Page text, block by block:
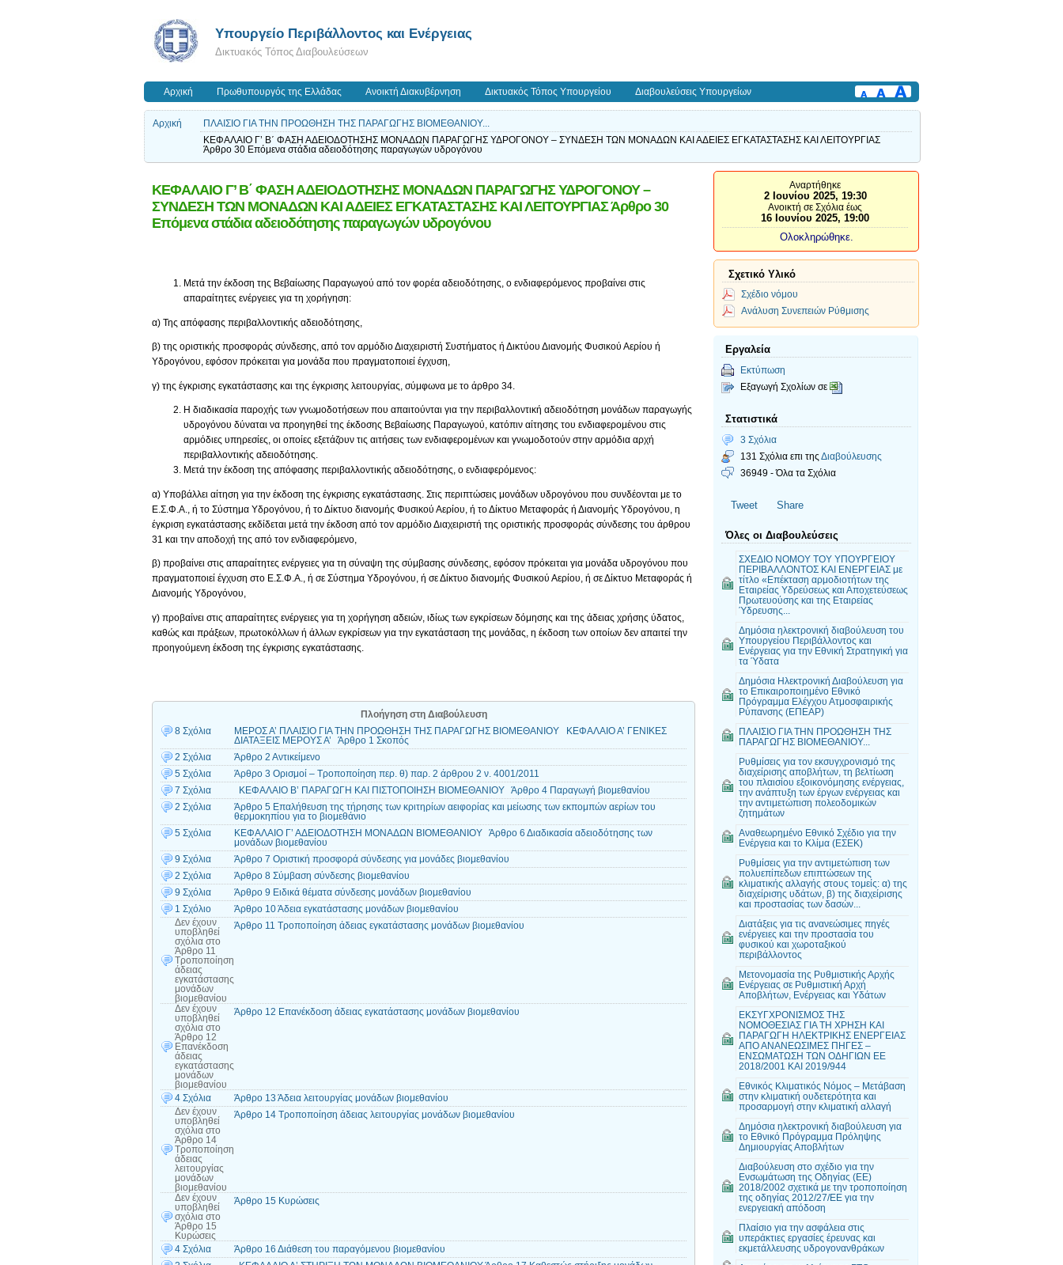
Yπουργείο Περιβάλλοντος και Ενέργειας
Δικτυακός Τόπος Διαβουλεύσεων
Αρχική Πρωθυπουργός της Ελλάδας Ανοικτή Διακυβέρνηση Δικτυακός Τόπος Υπουργείου Διαβουλεύσεις Υπουργείων
Αρχική
ΠΛΑΙΣΙΟ ΓΙΑ ΤΗΝ ΠΡΟΩΘΗΣΗ ΤΗΣ ΠΑΡΑΓΩΓΗΣ ΒΙΟΜΕΘΑΝΙΟΥ...
ΚΕΦΑΛΑΙΟ Γ’ Β΄ ΦΑΣΗ ΑΔΕΙΟΔΟΤΗΣΗΣ ΜΟΝΑΔΩΝ ΠΑΡΑΓΩΓΗΣ ΥΔΡΟΓΟΝΟΥ – ΣΥΝΔΕΣΗ ΤΩΝ ΜΟΝΑΔΩΝ ΚΑΙ ΑΔΕΙΕΣ ΕΓΚΑΤΑΣΤΑΣΗΣ ΚΑΙ ΛΕΙΤΟΥΡΓΙΑΣ
Άρθρο 30 Επόμενα στάδια αδειοδότησης παραγωγών υδρογόνου
ΚΕΦΑΛΑΙΟ Γ’ Β΄ ΦΑΣΗ ΑΔΕΙΟΔΟΤΗΣΗΣ ΜΟΝΑΔΩΝ ΠΑΡΑΓΩΓΗΣ ΥΔΡΟΓΟΝΟΥ –
ΣΥΝΔΕΣΗ ΤΩΝ ΜΟΝΑΔΩΝ ΚΑΙ ΑΔΕΙΕΣ ΕΓΚΑΤΑΣΤΑΣΗΣ ΚΑΙ ΛΕΙΤΟΥΡΓΙΑΣ Άρθρο 30
Επόμενα στάδια αδειοδότησης παραγωγών υδρογόνου
Μετά την έκδοση της Βεβαίωσης Παραγωγού από τον φορέα αδειοδότησης, ο ενδιαφερόμενος προβαίνει στις
απαραίτητες ενέργειες για τη χορήγηση:
α) Της απόφασης περιβαλλοντικής αδειοδότησης,
β) της οριστικής προσφοράς σύνδεσης, από τον αρμόδιο Διαχειριστή Συστήματος ή Δικτύου Διανομής Φυσικού Αερίου ή
Υδρογόνου, εφόσον πρόκειται για μονάδα που πραγματοποιεί έγχυση,
γ) της έγκρισης εγκατάστασης και της έγκρισης λειτουργίας, σύμφωνα με το άρθρο 34.
Η διαδικασία παροχής των γνωμοδοτήσεων που απαιτούνται για την περιβαλλοντική αδειοδότηση μονάδων παραγωγής
υδρογόνου δύναται να προηγηθεί της έκδοσης Βεβαίωσης Παραγωγού, κατόπιν αίτησης του ενδιαφερομένου στις
αρμόδιες υπηρεσίες, οι οποίες εξετάζουν τις αιτήσεις των ενδιαφερομένων και γνωμοδοτούν στην αρμόδια αρχή
περιβαλλοντικής αδειοδότησης.
Μετά την έκδοση της απόφασης περιβαλλοντικής αδειοδότησης, ο ενδιαφερόμενος:
α) Υποβάλλει αίτηση για την έκδοση της έγκρισης εγκατάστασης. Στις περιπτώσεις μονάδων υδρογόνου που συνδέονται με το
Ε.Σ.Φ.Α., ή το Σύστημα Υδρογόνου, ή το Δίκτυο διανομής Φυσικού Αερίου, ή το Δίκτυο Μεταφοράς ή Διανομής Υδρογόνου, η
έγκριση εγκατάστασης εκδίδεται μετά την έκδοση από τον αρμόδιο Διαχειριστή της οριστικής προσφοράς σύνδεσης του άρθρου
31 και την αποδοχή της από τον ενδιαφερόμενο,
β) προβαίνει στις απαραίτητες ενέργειες για τη σύναψη της σύμβασης σύνδεσης, εφόσον πρόκειται για μονάδα υδρογόνου που
πραγματοποιεί έγχυση στο Ε.Σ.Φ.Α., ή σε Σύστημα Υδρογόνου, ή σε Δίκτυο διανομής Φυσικού Αερίου, ή σε Δίκτυο Μεταφοράς ή
Διανομής Υδρογόνου,
γ) προβαίνει στις απαραίτητες ενέργειες για τη χορήγηση αδειών, ιδίως των εγκρίσεων δόμησης και της άδειας χρήσης ύδατος,
καθώς και πράξεων, πρωτοκόλλων ή άλλων εγκρίσεων για την εγκατάσταση της μονάδας, η έκδοση των οποίων δεν απαιτεί την
προηγούμενη έκδοση της έγκρισης εγκατάστασης.
Πλοήγηση στη Διαβούλευση
8 Σχόλια
ΜΕΡΟΣ Α’ ΠΛΑΙΣΙΟ ΓΙΑ ΤΗΝ ΠΡΟΩΘΗΣΗ ΤΗΣ ΠΑΡΑΓΩΓΗΣ ΒΙΟΜΕΘΑΝΙΟΥ ΚΕΦΑΛΑΙΟ Α’ ΓΕΝΙΚΕΣ
ΔΙΑΤΑΞΕΙΣ ΜΕΡΟΥΣ Α’ Άρθρο 1 Σκοπός
2 Σχόλια
Άρθρο 2 Αντικείμενο
5 Σχόλια
Άρθρο 3 Ορισμοί – Τροποποίηση περ. θ) παρ. 2 άρθρου 2 ν. 4001/2011
7 Σχόλια
ΚΕΦΑΛΑΙΟ Β’ ΠΑΡΑΓΩΓΗ ΚΑΙ ΠΙΣΤΟΠΟΙΗΣΗ ΒΙΟΜΕΘΑΝΙΟΥ Άρθρο 4 Παραγωγή βιομεθανίου
2 Σχόλια
Άρθρο 5 Επαλήθευση της τήρησης των κριτηρίων αειφορίας και μείωσης των εκπομπών αερίων του
θερμοκηπίου για το βιομεθάνιο
5 Σχόλια
ΚΕΦΑΛΑΙΟ Γ’ ΑΔΕΙΟΔΟΤΗΣΗ ΜΟΝΑΔΩΝ ΒΙΟΜΕΘΑΝΙΟΥ Άρθρο 6 Διαδικασία αδειοδότησης των
μονάδων βιομεθανίου
9 Σχόλια
Άρθρο 7 Οριστική προσφορά σύνδεσης για μονάδες βιομεθανίου
2 Σχόλια
Άρθρο 8 Σύμβαση σύνδεσης βιομεθανίου
9 Σχόλια
Άρθρο 9 Ειδικά θέματα σύνδεσης μονάδων βιομεθανίου
1 Σχόλιο
Άρθρο 10 Άδεια εγκατάστασης μονάδων βιομεθανίου
Δεν έχουν
υποβληθεί
σχόλια στο
Άρθρο 11
Τροποποίηση
άδειας
εγκατάστασης
μονάδων
βιομεθανίου
Άρθρο 11 Τροποποίηση άδειας εγκατάστασης μονάδων βιομεθανίου
Δεν έχουν
υποβληθεί
σχόλια στο
Άρθρο 12
Επανέκδοση
άδειας
εγκατάστασης
μονάδων
βιομεθανίου
Άρθρο 12 Επανέκδοση άδειας εγκατάστασης μονάδων βιομεθανίου
4 Σχόλια
Άρθρο 13 Άδεια λειτουργίας μονάδων βιομεθανίου
Δεν έχουν
υποβληθεί
σχόλια στο
Άρθρο 14
Τροποποίηση
άδειας
λειτουργίας
μονάδων
βιομεθανίου
Άρθρο 14 Τροποποίηση άδειας λειτουργίας μονάδων βιομεθανίου
Δεν έχουν
υποβληθεί
σχόλια στο
Άρθρο 15
Κυρώσεις
Άρθρο 15 Κυρώσεις
4 Σχόλια
Άρθρο 16 Διάθεση του παραγόμενου βιομεθανίου
Αναρτήθηκε
2 Ιουνίου 2025, 19:30
Ανοικτή σε Σχόλια έως
16 Ιουνίου 2025, 19:00
Ολοκληρώθηκε.
Σχετικό Υλικό
Σχέδιο νόμου
Ανάλυση Συνεπειών Ρύθμισης
Εργαλεία
Εκτύπωση
Εξαγωγή Σχολίων σε
Στατιστικά
3 Σχόλια
131 Σχόλια επι της Διαβούλευσης
36949 - Όλα τα Σχόλια
Tweet Share
Όλες οι Διαβουλεύσεις
ΣΧΕΔΙΟ ΝΟΜΟΥ ΤΟΥ ΥΠΟΥΡΓΕΙΟΥ
ΠΕΡΙΒΑΛΛΟΝΤΟΣ ΚΑΙ ΕΝΕΡΓΕΙΑΣ με
τίτλο «Επέκταση αρμοδιοτήτων της
Εταιρείας Υδρεύσεως και Αποχετεύσεως
Πρωτευούσης και της Εταιρείας
Ύδρευσης...
Δημόσια ηλεκτρονική διαβούλευση του
Υπουργείου Περιβάλλοντος και
Ενέργειας για την Εθνική Στρατηγική για
τα Ύδατα
Δημόσια Ηλεκτρονική Διαβούλευση για
το Επικαιροποιημένο Εθνικό
Πρόγραμμα Ελέγχου Ατμοσφαιρικής
Ρύπανσης (ΕΠΕΑΡ)
ΠΛΑΙΣΙΟ ΓΙΑ ΤΗΝ ΠΡΟΩΘΗΣΗ ΤΗΣ
ΠΑΡΑΓΩΓΗΣ ΒΙΟΜΕΘΑΝΙΟΥ...
Ρυθμίσεις για τον εκσυγχρονισμό της
διαχείρισης αποβλήτων, τη βελτίωση
του πλαισίου εξοικονόμησης ενέργειας,
την ανάπτυξη των έργων ενέργειας και
την αντιμετώπιση πολεοδομικών
ζητημάτων
Αναθεωρημένο Εθνικό Σχέδιο για την
Ενέργεια και το Κλίμα (ΕΣΕΚ)
Ρυθμίσεις για την αντιμετώπιση των
πολυεπίπεδων επιπτώσεων της
κλιματικής αλλαγής στους τομείς: α) της
διαχείρισης υδάτων, β) της διαχείρισης
και προστασίας των δασών...
Διατάξεις για τις ανανεώσιμες πηγές
ενέργειες και την προστασία του
φυσικού και χωροταξικού
περιβάλλοντος
Μετονομασία της Ρυθμιστικής Αρχής
Ενέργειας σε Ρυθμιστική Αρχή
Αποβλήτων, Ενέργειας και Υδάτων
ΕΚΣΥΓΧΡΟΝΙΣΜΟΣ ΤΗΣ
ΝΟΜΟΘΕΣΙΑΣ ΓΙΑ ΤΗ ΧΡΗΣΗ ΚΑΙ
ΠΑΡΑΓΩΓΗ ΗΛΕΚΤΡΙΚΗΣ ΕΝΕΡΓΕΙΑΣ
ΑΠΟ ΑΝΑΝΕΩΣΙΜΕΣ ΠΗΓΕΣ –
ΕΝΣΩΜΑΤΩΣΗ ΤΩΝ ΟΔΗΓΙΩΝ ΕΕ
2018/2001 ΚΑΙ 2019/944
Εθνικός Κλιματικός Νόμος – Μετάβαση
στην κλιματική ουδετερότητα και
προσαρμογή στην κλιματική αλλαγή
Δημόσια ηλεκτρονική διαβούλευση για
το Εθνικό Πρόγραμμα Πρόληψης
Δημιουργίας Αποβλήτων
Διαβούλευση στο σχέδιο για την
Ενσωμάτωση της Οδηγίας (ΕΕ)
2018/2002 σχετικά με την τροποποίηση
της οδηγίας 2012/27/ΕΕ για την
ενεργειακή απόδοση
Πλαίσιο για την ασφάλεια στις
υπεράκτιες εργασίες έρευνας και
εκμετάλλευσης υδρογονανθράκων